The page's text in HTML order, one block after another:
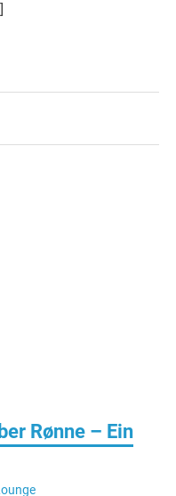
Rønne – Ein